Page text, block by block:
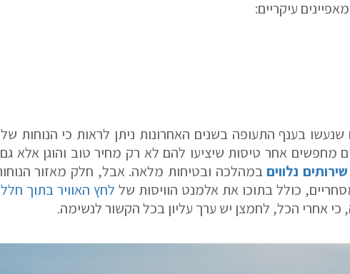
בענף התעופה בשנים האחרונות ניתן לראות כי הנוחות
מחפשים אחר טיסות שיציעו להם לא רק מחיר טוב והוגן
שירותים נלוויםבמהלכה ובטיחות מלאה. אבל, חלק מאזור
כולל בתוכו את אלמנט הוויסות של לחץ האוויר בתוך
כי אחרי הכל, לחמצן יש ערך עליון בכל הקשור לנשימה.